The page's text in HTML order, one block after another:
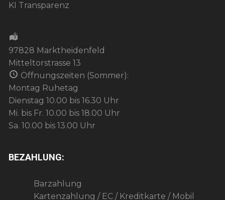
KI Transparenz
97828 Marktheidenfeld
Mitteltorstrasse 13
Öffnungszeiten (Sommer):
Montag Ruhetag
Dienstag 10.00 bis 16.30 Uhr
Mi. bis Fr. 10.00 bis 18.00 Uhr
Sa. 10.00 bis 13.00 Uhr
BEZAHLUNG:
Barzahlung
Kartenzahlung / EC / Kreditkarte / Mobil